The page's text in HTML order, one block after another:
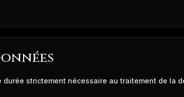
strictement nécessaire au traitement de la